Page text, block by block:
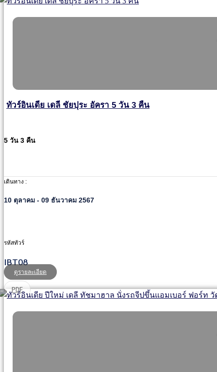
ทัวร์อินเดีย เดลี ชัยปุระ อัครา 5 วัน 3 คืน
5 วัน 3 คืน
เดินทาง :
10 ตุลาคม - 09 ธันวาคม 2567
รหัสทัวร์
IBT08
ดูรายละเอียด
PDF